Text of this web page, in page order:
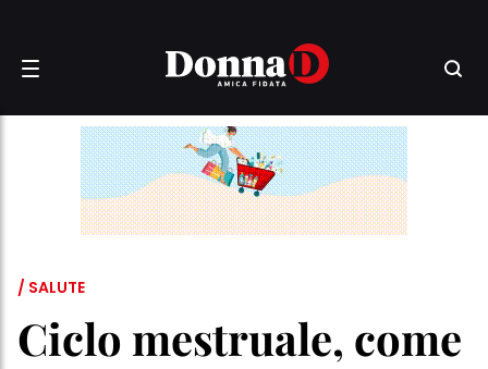
/ SALUTE
Ciclo mestruale, come